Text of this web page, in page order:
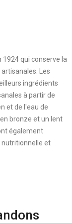
qui conserve la
Les
ingrédients
à partir de
et de l'eau de
bronze et un lent
également
nutritionnelle et